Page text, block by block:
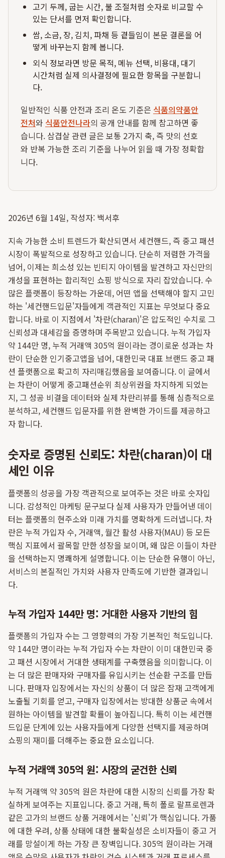
고기 두께, 굽는 시간, 불 조절처럼 숫자로 비교할 수
있는 단서를 먼저 확인합니다.
쌈, 소금, 장, 김치, 파채 등 곁들임이 본문 결론을 어
떻게 바꾸는지 함께 봅니다.
외식 정보라면 방문 목적, 메뉴 선택, 비용대, 대기
시간처럼 실제 의사결정에 필요한 항목을 구분합니
다.
일반적인 식품 안전과 조리 온도 기준은 식품의약품안
전처와 식품안전나라의 공개 안내를 함께 참고하면 좋
습니다. 삼겹살 관련 글은 보통 2가지 축, 즉 맛의 선호
와 반복 가능한 조리 기준을 나누어 읽을 때 가장 정확합
니다.
2026년 6월 14일, 작성자: 백서후
지속 가능한 소비 트렌드가 확산되면서 세컨핸드, 즉 중고 패션
시장이 폭발적으로 성장하고 있습니다. 단순히 저렴한 가격을
넘어, 이제는 희소성 있는 빈티지 아이템을 발견하고 자신만의
개성을 표현하는 합리적인 쇼핑 방식으로 자리 잡았습니다. 수
많은 플랫폼이 등장하는 가운데, 어떤 앱을 선택해야 할지 고민
하는 '세컨핸드입문'자들에게 객관적인 지표는 무엇보다 중요
합니다. 바로 이 지점에서 '차란(charan)'은 압도적인 수치로 그
신뢰성과 대세감을 증명하며 주목받고 있습니다. 누적 가입자
약 144만 명, 누적 거래액 305억 원이라는 경이로운 성과는 차
란이 단순한 인기중고앱을 넘어, 대한민국 대표 브랜드 중고 패
션 플랫폼으로 확고히 자리매김했음을 보여줍니다. 이 글에서
는 차란이 어떻게 중고패션순위 최상위권을 차지하게 되었는
지, 그 성공 비결을 데이터와 실제 차란리뷰를 통해 심층적으로
분석하고, 세컨핸드 입문자를 위한 완벽한 가이드를 제공하고
자 합니다.
숫자로 증명된 신뢰도: 차란(charan)이 대
세인 이유
플랫폼의 성공을 가장 객관적으로 보여주는 것은 바로 숫자입
니다. 감성적인 마케팅 문구보다 실제 사용자가 만들어낸 데이
터는 플랫폼의 현주소와 미래 가치를 명확하게 드러냅니다. 차
란은 누적 가입자 수, 거래액, 월간 활성 사용자(MAU) 등 모든
핵심 지표에서 괄목할 만한 성장을 보이며, 왜 많은 이들이 차란
을 선택하는지 명쾌하게 설명합니다. 이는 단순한 유행이 아닌,
서비스의 본질적인 가치와 사용자 만족도에 기반한 결과입니
다.
누적 가입자 144만 명: 거대한 사용자 기반의 힘
플랫폼의 가입자 수는 그 영향력의 가장 기본적인 척도입니다.
약 144만 명이라는 누적 가입자 수는 차란이 이미 대한민국 중
고 패션 시장에서 거대한 생태계를 구축했음을 의미합니다. 이
는 더 많은 판매자와 구매자를 유입시키는 선순환 구조를 만듭
니다. 판매자 입장에서는 자신의 상품이 더 많은 잠재 고객에게
노출될 기회를 얻고, 구매자 입장에서는 방대한 상품군 속에서
원하는 아이템을 발견할 확률이 높아집니다. 특히 이는 세컨핸
드입문 단계에 있는 사용자들에게 다양한 선택지를 제공하며
쇼핑의 재미를 더해주는 중요한 요소입니다.
누적 거래액 305억 원: 시장의 굳건한 신뢰
누적 거래액 약 305억 원은 차란에 대한 시장의 신뢰를 가장 확
실하게 보여주는 지표입니다. 중고 거래, 특히 폴로 랄프로렌과
같은 고가의 브랜드 상품 거래에서는 '신뢰'가 핵심입니다. 가품
에 대한 우려, 상품 상태에 대한 불확실성은 소비자들이 중고 거
래를 망설이게 하는 가장 큰 장벽입니다. 305억 원이라는 거래